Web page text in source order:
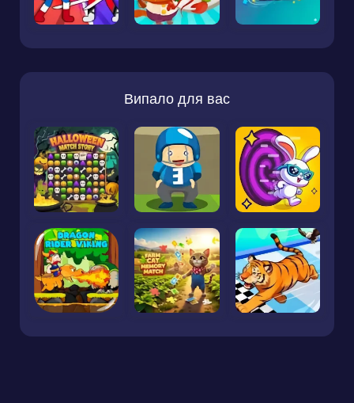
Випало для вас